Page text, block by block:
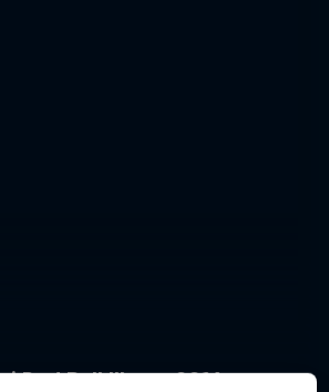
Red Bull Illume 2016